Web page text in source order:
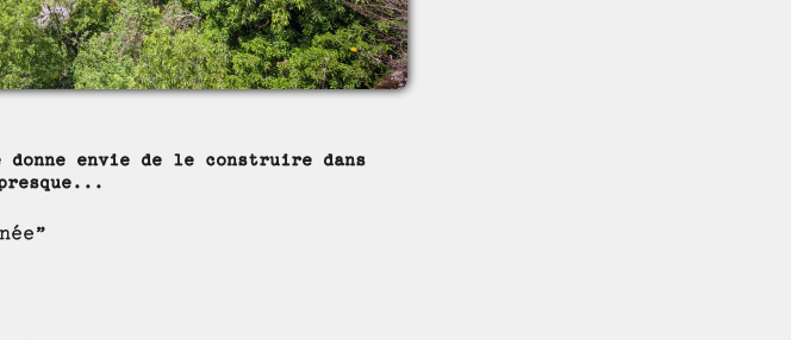
donne envie de le construire dans